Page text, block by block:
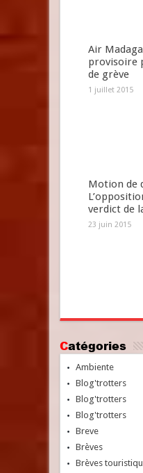
Air
provisoire
de grève
1 juillet 2015
Motion de
verdict de
23 juin 2015
Catégories
Ambiente
Blog'trotters
Blog'trotters
Blog'trotters
Breve
Brèves
Brèves